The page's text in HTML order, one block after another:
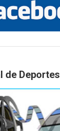
de Deportes